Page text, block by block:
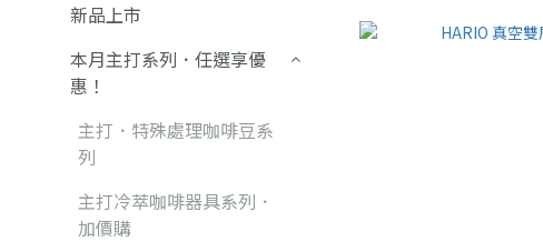
新品上市
本月主打系列．任選享優
惠！
主打．特殊處理咖啡豆系
列
主打冷萃咖啡器具系列．
加價購